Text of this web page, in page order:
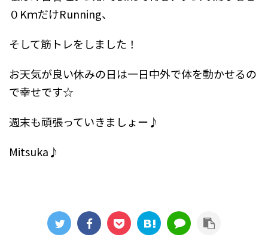
０KｍだけRunning、
そして筋トレをしました！
お天気が良い休みの日は一日中外で体を動かせるの
で幸せです☆
週末も頑張っていきましょー♪
Mitsuka♪